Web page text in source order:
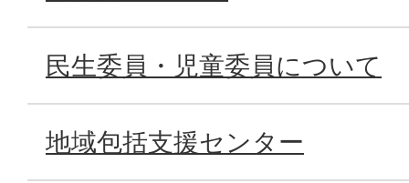
民生委員・児童委員について
地域包括支援センター